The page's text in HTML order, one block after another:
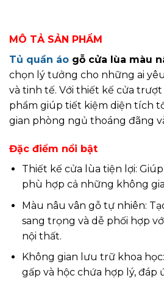
MÔ TẢ SẢN PHẨM
Tủ quần áo gỗ cửa lùa màu
chọn lý tưởng cho những ai
và tinh tế. Với thiết kế cửa
phẩm giúp tiết kiệm diện tích
gian phòng ngủ thoáng đãng
Đặc điểm nổi bật
Thiết kế cửa lùa tiện lợi:
phù hợp cả những không
Màu nâu vân gỗ tự nhiên:
sang trọng và dễ phối hợp
nội thất.
Không gian lưu trữ khoa
gấp và hộc chứa hợp lý,